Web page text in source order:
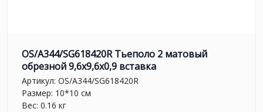
OS/A344/SG618420R Тьеполо 2 матовый
обрезной 9,6x9,6x0,9 вставка
Артикул: OS/A344/SG618420R
Размер: 10*10 см
Вес: 0.16 кг